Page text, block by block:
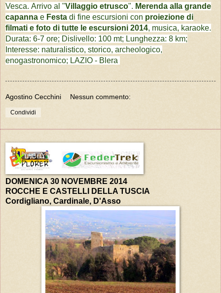
Vesca. Arrivo al "Villaggio etrusco". Merenda alla grande
capanna e Festa di fine escursioni con proiezione di
filmati e foto di tutte le escursioni 2014, musica, karaoke.
Durata: 6-7 ore; Dislivello: 100 mt; Lunghezza: 8 km;
Interesse: naturalistico, storico, archeologico,
enogastronomico; LAZIO - Blera
Agostino Cecchini Nessun commento:
Condividi
DOMENICA 30 NOVEMBRE 2014
ROCCHE E CASTELLI DELLA TUSCIA
Cordigliano, Cardinale, D'Asso